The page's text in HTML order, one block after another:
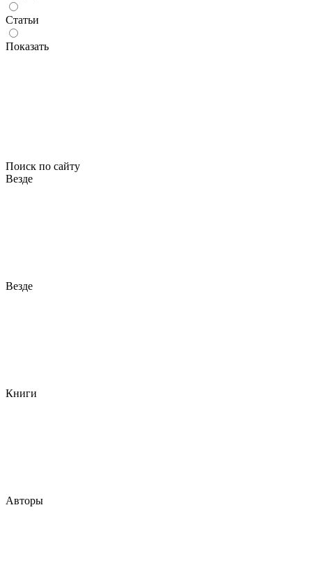
Статьи
Показать
Поиск по сайту
Везде
Везде
Книги
Авторы